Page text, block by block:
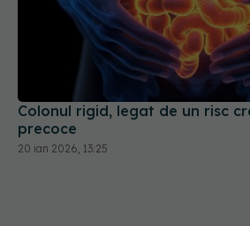
Colonul rigid, legat de un risc
precoce
20 ian 2026, 13:25